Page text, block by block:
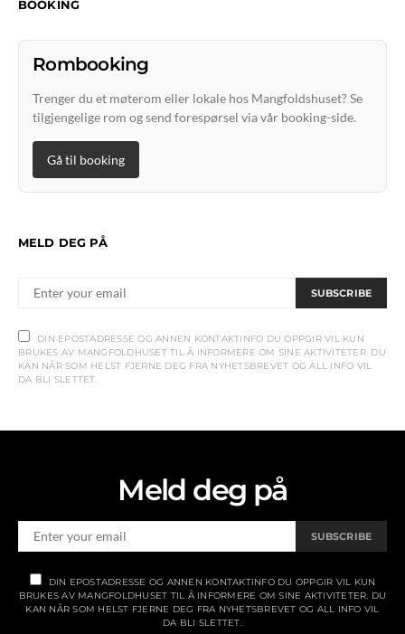
BOOKING
Rombooking
Trenger du et møterom eller lokale hos Mangfoldshuset? Se
tilgjengelige rom og send forespørsel via vår booking-side.
Gå til booking
MELD DEG PÅ
SUBSCRIBE
DIN EPOSTADRESSE OG ANNEN KONTAKTINFO DU OPPGIR VIL KUN
BRUKES AV MANGFOLDHUSET TIL Å INFORMERE OM SINE AKTIVITETER. DU
KAN NÅR SOM HELST FJERNE DEG FRA NYHETSBREVET OG ALL INFO VIL
DA BLI SLETTET.
Meld deg på
SUBSCRIBE
DIN EPOSTADRESSE OG ANNEN KONTAKTINFO DU OPPGIR VIL KUN
BRUKES AV MANGFOLDHUSET TIL Å INFORMERE OM SINE AKTIVITETER. DU
KAN NÅR SOM HELST FJERNE DEG FRA NYHETSBREVET OG ALL INFO VIL
DA BLI SLETTET.